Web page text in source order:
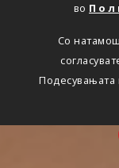
во
Со
Подесувањата